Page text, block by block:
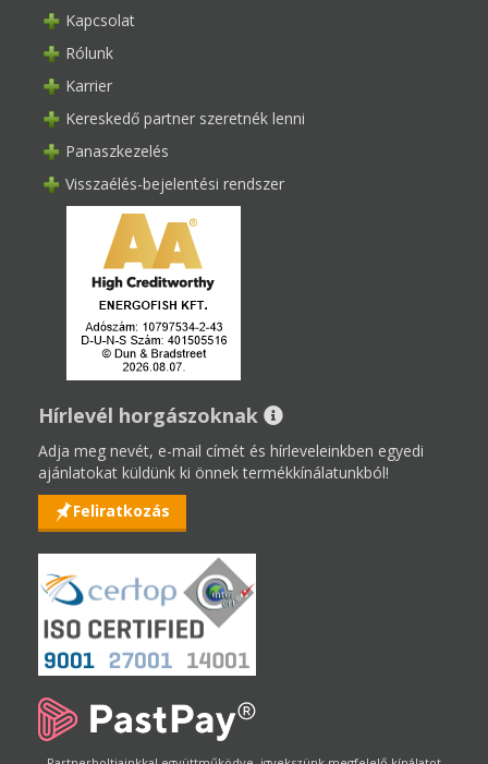
Kapcsolat
Rólunk
Karrier
Kereskedő partner szeretnék lenni
Panaszkezelés
Visszaélés-bejelentési rendszer
Hírlevél horgászoknak
Adja meg nevét, e-mail címét és hírleveleinkben egyedi
ajánlatokat küldünk ki önnek termékkínálatunkból!
Feliratkozás